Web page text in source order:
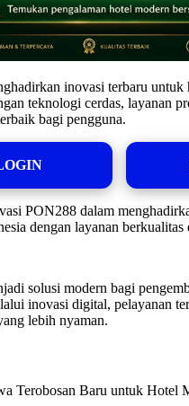
inovasi terbaru untuk
teknologi cerdas, layanan
bagi pengguna.
PON288 dalam
dengan layanan
solusi modern bagi
inovasi digital, pelayanan
lebih nyaman.
Terobosan Baru untuk Hotel